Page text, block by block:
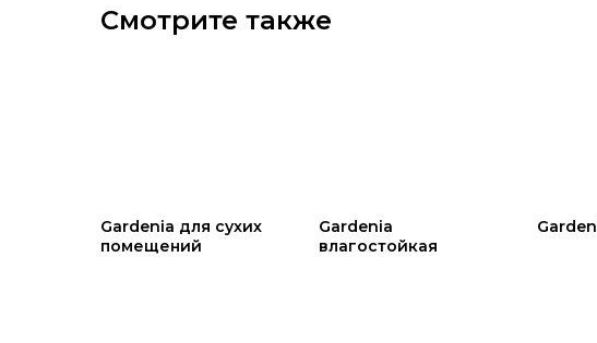
Смотрите также
Gardenia для сухих
помещений
Gardenia
влагостойкая